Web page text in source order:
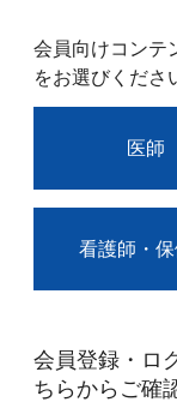
会員向けコンテ
をお選びくださ
医師
看護師・
会員登録・ロ
ちらからご確